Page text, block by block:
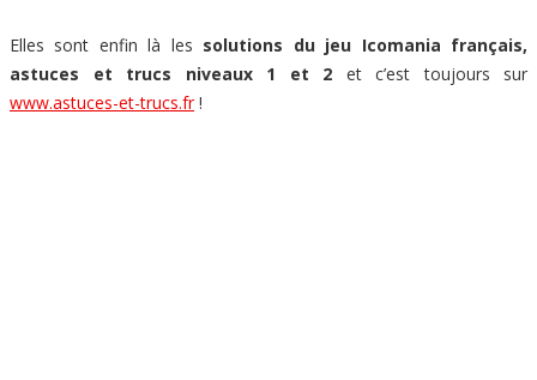
Elles sont enfin là les solutions du jeu Icomania français,
astuces et trucs niveaux 1 et 2 et c’est toujours sur
www.astuces-et-trucs.fr!